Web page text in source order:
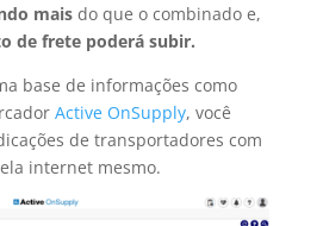
maisdo que o combinado e,
de frete poderá subir.
base de informações como
Active OnSupply, você
de transportadores com
internet mesmo.